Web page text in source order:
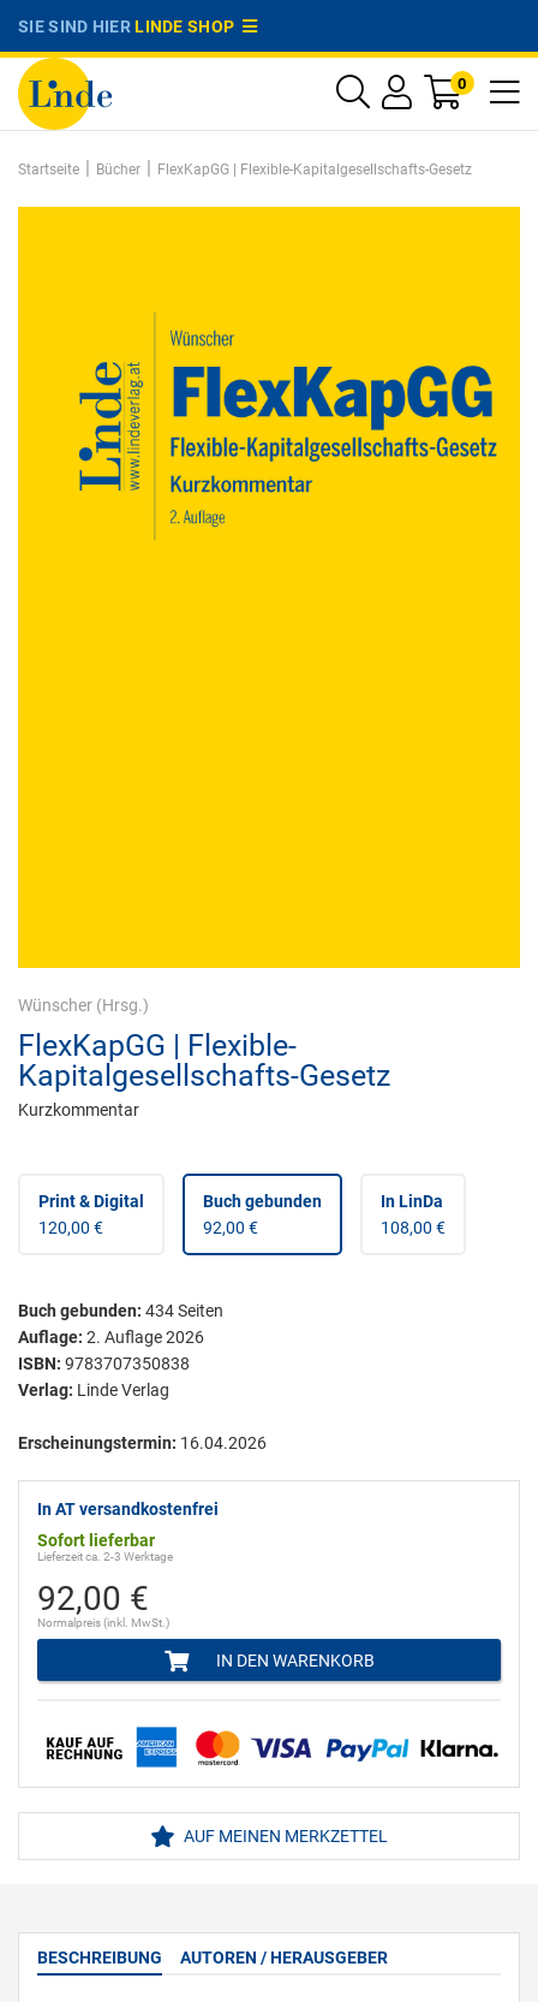
SIE SIND HIERLINDE SHOP
0
Startseite | Bücher | FlexKapGG | Flexible-Kapitalgesellschafts-Gesetz
Wünscher (Hrsg.)
FlexKapGG | Flexible-
Kapitalgesellschafts-Gesetz
Kurzkommentar
Print & Digital
120,00 €
Buch gebunden
92,00 €
In LinDa
108,00 €
Buch gebunden: 434Seiten
Auflage: 2. Auflage 2026
ISBN: 9783707350838
Verlag: Linde Verlag
Erscheinungstermin: 16.04.2026
In AT versandkostenfrei
Sofort lieferbar
Lieferzeit ca. 2-3 Werktage
92,00 €
Normalpreis (inkl. MwSt.)
IN DEN WARENKORB
AUF MEINEN MERKZETTEL
BESCHREIBUNG AUTOREN / HERAUSGEBER